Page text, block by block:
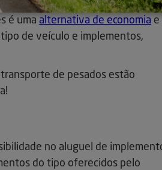
é uma alternativa de economia e
de veículo e implementos,
de pesados estão
no aluguel de
do tipo oferecidos pelo